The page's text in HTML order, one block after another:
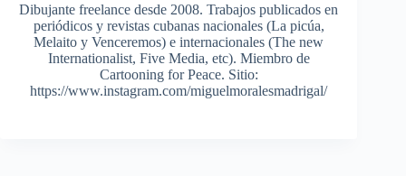
Dibujante freelance desde 2008. Trabajos publicados en
periódicos y revistas cubanas nacionales (La picúa,
Melaito y Venceremos) e internacionales (The new
Internationalist, Five Media, etc). Miembro de
Cartooning for Peace. Sitio:
https://www.instagram.com/miguelmoralesmadrigal/